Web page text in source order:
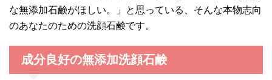
な無添加石鹸がほしい。」と思っている、そんな本物志向
のあなたのための洗顔石鹸です。
成分良好の無添加洗顔石鹸